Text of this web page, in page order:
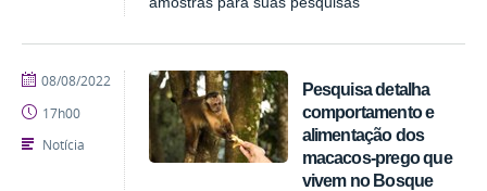
Pesquisa detalha
comportamento e
alimentação dos
macacos-prego que
vivem no Bosque
publicado
08/08/2022
17h00
Notícia